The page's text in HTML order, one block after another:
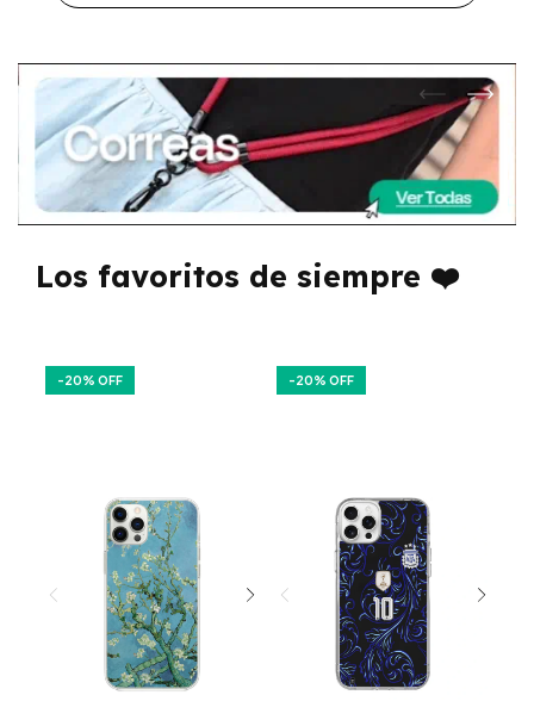
Los favoritos de siempre ❤️
-20% OFF -20% OFF